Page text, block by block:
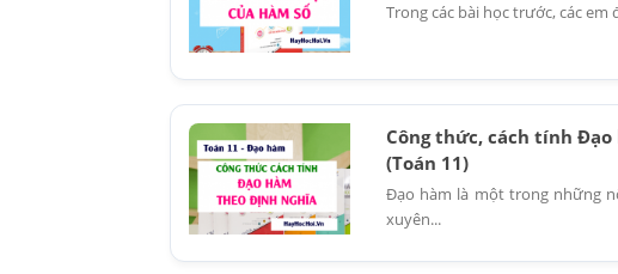
Trong các bài học trước, các
Công thức, cách tính
(Toán 11)
Đạo hàm là một trong những
xuyên...